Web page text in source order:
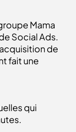
Mama
Social Ads.
de
fait une
qui